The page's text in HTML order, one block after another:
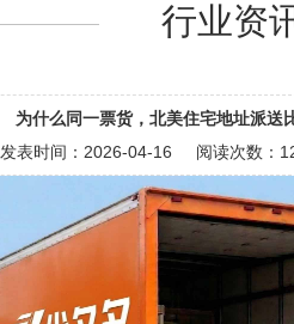
行业资
为什么同一票货，北美住宅地址派送
发表时间： 2026-04-16 阅读次数：